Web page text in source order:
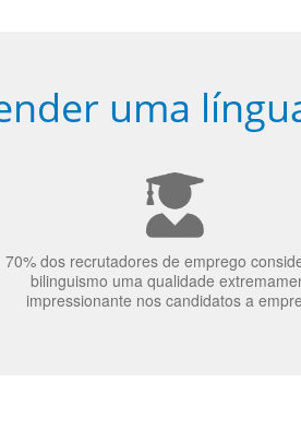
uma
70% dos recrutadores de emprego
bilinguismo uma qualidade
impressionante nos candidatos a